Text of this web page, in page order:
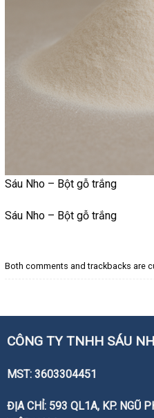
Sáu Nho – Bột gỗ trắng
Sáu Nho – Bột gỗ trắng
Both comments and trackbacks are
CÔNG TY TNHH SÁU
MST: 3603304451
ĐỊA CHỈ: 593 QL1A, KP. NGŨ